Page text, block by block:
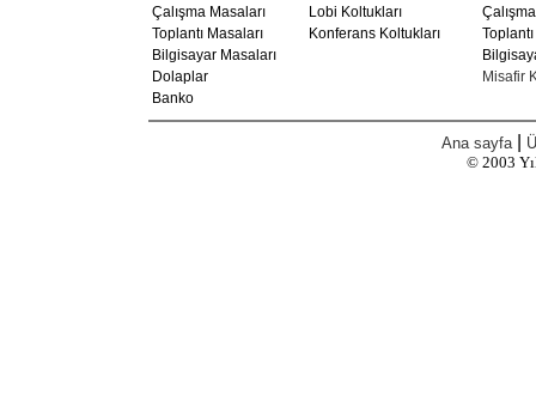
Çalışma Masaları
Lobi Koltukları
Toplantı Masaları
Konferans Koltukları
Bilgisayar Masaları
Dolaplar
Misafir
Banko
Ana sayfa
© 2003